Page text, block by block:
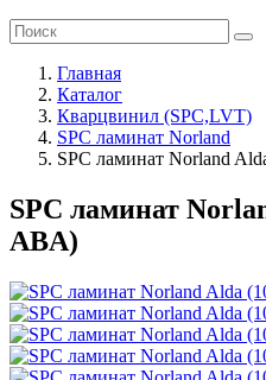
Главная
Каталог
Кварцвинил (SPC,LVT)
SPC ламинат Norland
SPC ламинат Norland
SPC ламинат
ABA)